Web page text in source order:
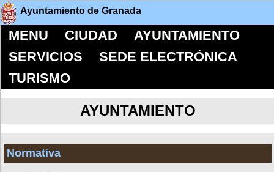
Ayuntamiento de Granada
MENU CIUDAD
AYUNTAMIENTO
SERVICIOS
SEDE ELECTRÓNICA
TURISMO
AYUNTAMIENTO
Normativa